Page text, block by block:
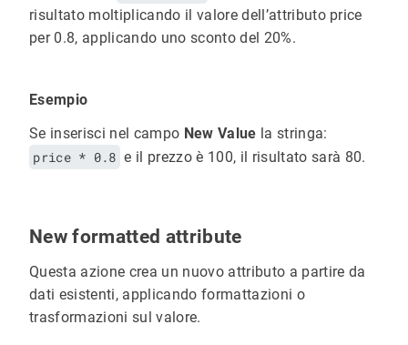
risultato moltiplicando il valore dell’attributo price
per 0.8, applicando uno sconto del 20%.
Esempio
Se inserisci nel campo New Value la stringa:
price * 0.8 e il prezzo è 100, il risultato sarà 80.
New formatted attribute
Questa azione crea un nuovo attributo a partire da
dati esistenti, applicando formattazioni o
trasformazioni sul valore.